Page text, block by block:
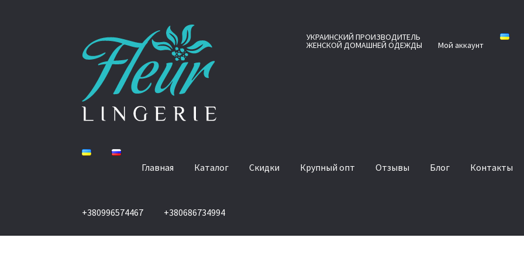
к
навигации
к
содержимому
УКРАИНСКИЙ ПРОИЗВОДИТЕЛЬ
ЖЕНСКОЙ ДОМАШНЕЙ ОДЕЖДЫ Мой аккаунт
Главная Каталог Скидки Крупный опт Отзывы Блог Контакты
+380996574467 +380686734994